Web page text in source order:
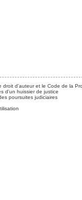
d'auteur et le Code de la
d'un huissier de justice
poursuites judiciaires